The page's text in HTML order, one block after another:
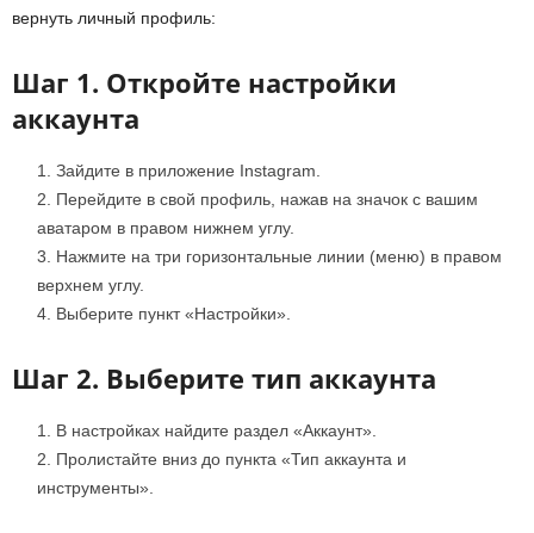
вернуть личный профиль:
Шаг 1. Откройте настройки
аккаунта
Зайдите в приложение Instagram.
Перейдите в свой профиль, нажав на значок с вашим
аватаром в правом нижнем углу.
Нажмите на три горизонтальные линии (меню) в правом
верхнем углу.
Выберите пункт «Настройки».
Шаг 2. Выберите тип аккаунта
В настройках найдите раздел «Аккаунт».
Пролистайте вниз до пункта «Тип аккаунта и
инструменты».